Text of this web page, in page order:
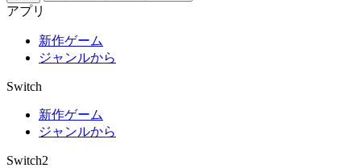
アプリ
新作ゲーム
ジャンルから
Switch
新作ゲーム
ジャンルから
Switch2